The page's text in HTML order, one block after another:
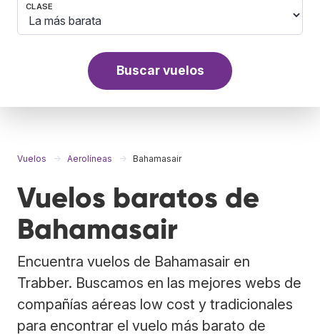
CLASE
Buscar vuelos
Vuelos Aerolíneas Bahamasair
Vuelos baratos de
Bahamasair
Encuentra vuelos de Bahamasair en
Trabber. Buscamos en las mejores webs de
compañías aéreas low cost y tradicionales
para encontrar el vuelo más barato de